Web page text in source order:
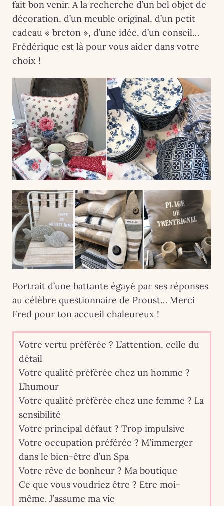
fait bon venir. A la recherche d’un bel objet de
décoration, d’un meuble original, d’un petit
cadeau « breton », d’une idée, d’un conseil…
Frédérique est là pour vous aider dans votre
choix !
Portrait d’une battante égayé par ses réponses
au célèbre questionnaire de Proust… Merci
Fred pour ton accueil chaleureux !
Votre vertu préférée ? L’attention, celle du
détail
Votre qualité préférée chez un homme ?
L’humour
Votre qualité préférée chez une femme ? La
sensibilité
Votre principal défaut ? Trop impulsive
Votre occupation préférée ? M’immerger
dans le bien-être d’un Spa
Votre rêve de bonheur ? Ma boutique
Ce que vous voudriez être ? Etre moi-
même. J’assume ma vie